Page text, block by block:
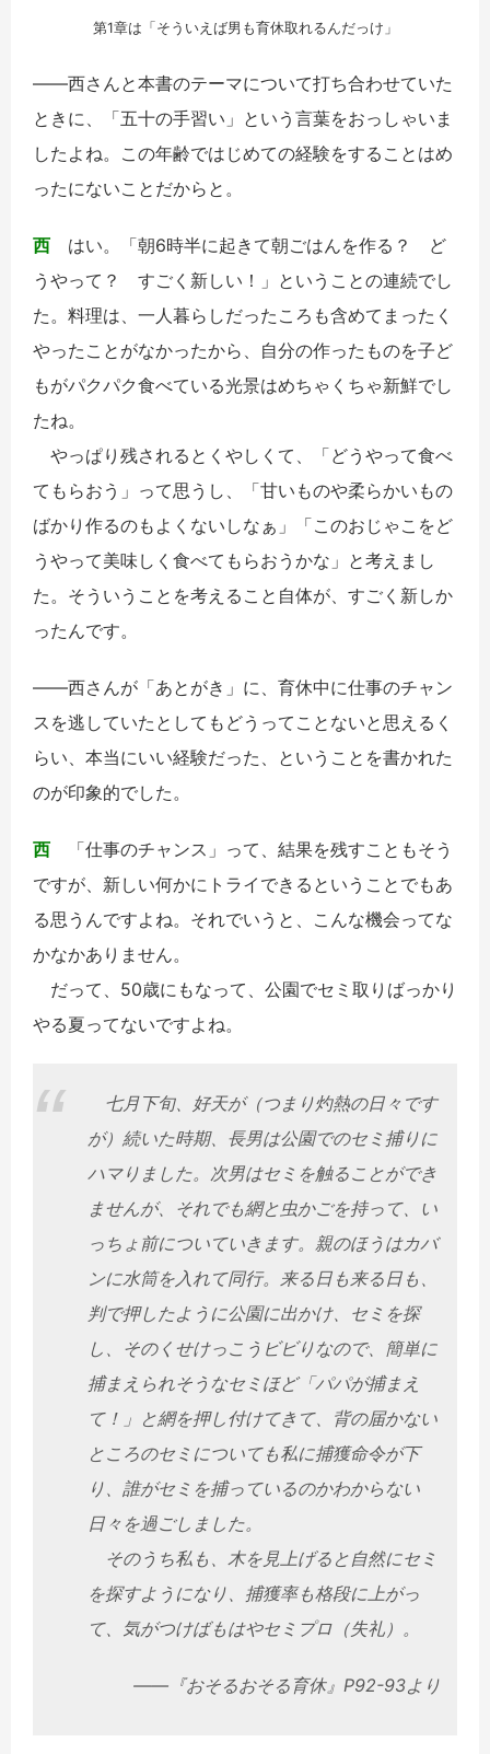
第1章は「そういえば男も育休取れるんだっけ」
――西さんと本書のテーマについて打ち合わせていた
ときに、「五十の手習い」という言葉をおっしゃいま
したよね。この年齢ではじめての経験をすることはめ
ったにないことだからと。
西 はい。「朝6時半に起きて朝ごはんを作る？ ど
うやって？ すごく新しい！」ということの連続でし
た。料理は、一人暮らしだったころも含めてまったく
やったことがなかったから、自分の作ったものを子ど
もがパクパク食べている光景はめちゃくちゃ新鮮でし
たね。
やっぱり残されるとくやしくて、「どうやって食べ
てもらおう」って思うし、「甘いものや柔らかいもの
ばかり作るのもよくないしなぁ」「このおじゃこをど
うやって美味しく食べてもらおうかな」と考えまし
た。そういうことを考えること自体が、すごく新しか
ったんです。
――西さんが「あとがき」に、育休中に仕事のチャン
スを逃していたとしてもどうってことないと思えるく
らい、本当にいい経験だった、ということを書かれた
のが印象的でした。
西 「仕事のチャンス」って、結果を残すこともそう
ですが、新しい何かにトライできるということでもあ
る思うんですよね。それでいうと、こんな機会ってな
かなかありません。
だって、50歳にもなって、公園でセミ取りばっかり
やる夏ってないですよね。
七月下旬、好天が（つまり灼熱の日々です
が）続いた時期、長男は公園でのセミ捕りに
ハマりました。次男はセミを触ることができ
ませんが、それでも網と虫かごを持って、い
っちょ前についていきます。親のほうはカバ
ンに水筒を入れて同行。来る日も来る日も、
判で押したように公園に出かけ、セミを探
し、そのくせけっこうビビりなので、簡単に
捕まえられそうなセミほど「パパが捕まえ
て！」と網を押し付けてきて、背の届かない
ところのセミについても私に捕獲命令が下
り、誰がセミを捕っているのかわからない
日々を過ごしました。
そのうち私も、木を見上げると自然にセミ
を探すようになり、捕獲率も格段に上がっ
て、気がつけばもはやセミプロ（失礼）。
――『おそるおそる育休』P92-93より